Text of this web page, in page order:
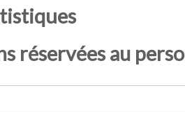
réservées au